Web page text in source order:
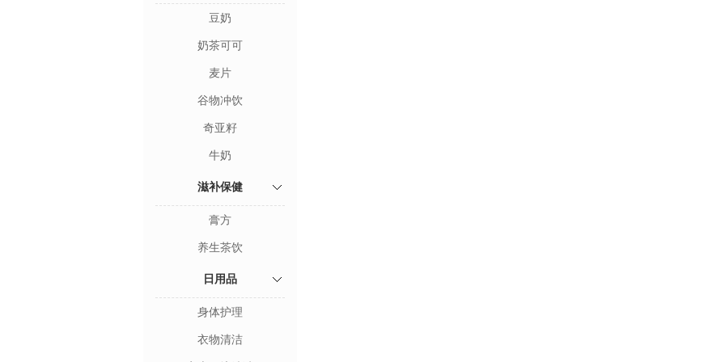
豆奶
奶茶可可
麦片
谷物冲饮
奇亚籽
牛奶
滋补保健
膏方
养生茶饮
日用品
身体护理
衣物清洁